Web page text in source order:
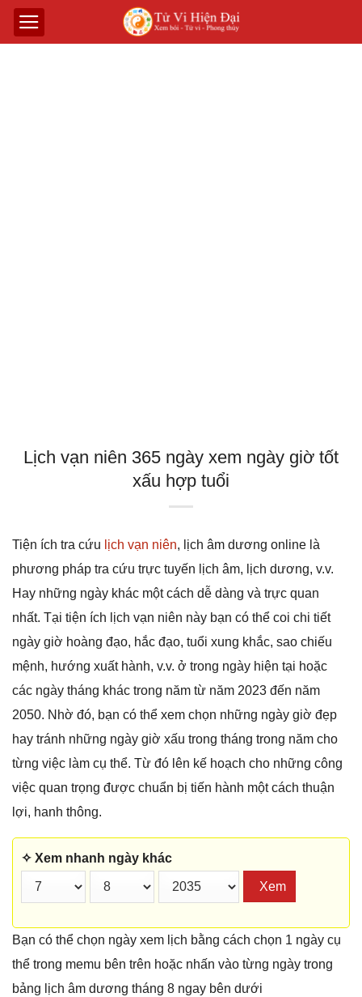
Lịch vạn niên 365 ngày xem ngày giờ tốt
xấu hợp tuổi
Tiện ích tra cứu lịch vạn niên, lịch âm dương online là
phương pháp tra cứu trực tuyến lịch âm, lịch dương, v.v.
Hay những ngày khác một cách dễ dàng và trực quan
nhất. Tại tiện ích lịch vạn niên này bạn có thể coi chi tiết
ngày giờ hoàng đạo, hắc đạo, tuổi xung khắc, sao chiếu
mệnh, hướng xuất hành, v.v. ở trong ngày hiện tại hoặc
các ngày tháng khác trong năm từ năm 2023 đến năm
2050. Nhờ đó, bạn có thể xem chọn những ngày giờ đẹp
hay tránh những ngày giờ xấu trong tháng trong năm cho
từng việc làm cụ thể. Từ đó lên kế hoạch cho những công
việc quan trọng được chuẩn bị tiến hành một cách thuận
lợi, hanh thông.
✧ Xem nhanh ngày khác
Xem
Bạn có thể chọn ngày xem lịch bằng cách chọn 1 ngày cụ
thể trong memu bên trên hoặc nhấn vào từng ngày trong
bảng lịch âm dương tháng 8 ngay bên dưới